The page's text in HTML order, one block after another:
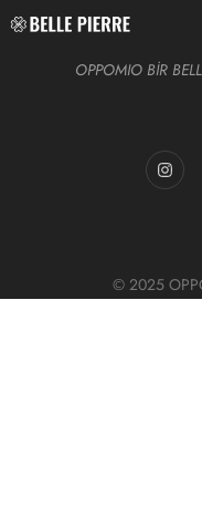
OPPOMIO BİR
© 2025